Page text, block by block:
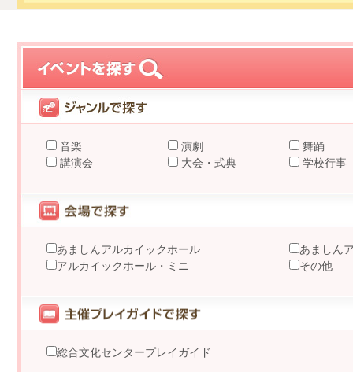
音楽 演劇
舞踊
講演会
大会・式典 学校行事
あましんアルカイックホール
あましん
アルカイックホール・ミニ
その他
総合文化センタープレイガイド